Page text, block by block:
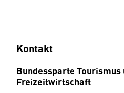
Kontakt
Bundessparte Tourismus
Freizeitwirtschaft